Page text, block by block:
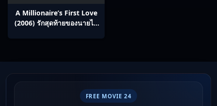
A Millionaire’s First Love
(2006) รักสุดท้ายของนายไฮ
FREE MOVIE 24